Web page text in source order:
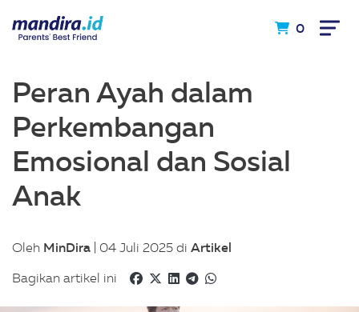
0
Peran Ayah dalam
Perkembangan
Emosional dan Sosial
Anak
Oleh MinDira | 04 Juli 2025 di Artikel
Bagikan artikel ini